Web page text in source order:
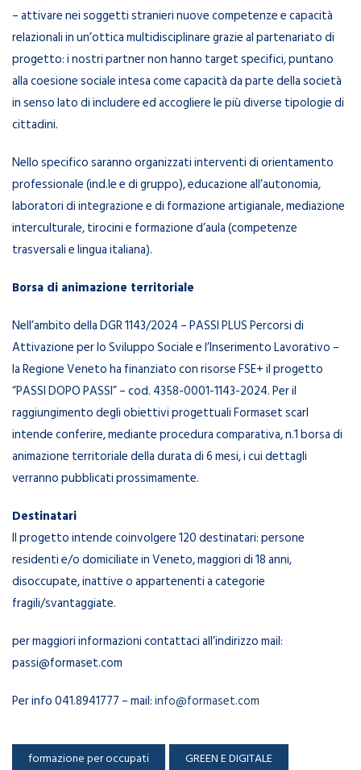
– attivare nei soggetti stranieri nuove competenze e capacità
relazionali in un’ottica multidisciplinare grazie al partenariato di
progetto: i nostri partner non hanno target specifici, puntano
alla coesione sociale intesa come capacità da parte della società
in senso lato di includere ed accogliere le più diverse tipologie di
cittadini.
Nello specifico saranno organizzati interventi di orientamento
professionale (ind.le e di gruppo), educazione all’autonomia,
laboratori di integrazione e di formazione artigianale, mediazione
interculturale, tirocini e formazione d’aula (competenze
trasversali e lingua italiana).
Borsa di animazione territoriale
Nell’ambito della DGR 1143/2024 – PASSI PLUS Percorsi di
Attivazione per lo Sviluppo Sociale e l’Inserimento Lavorativo –
la Regione Veneto ha finanziato con risorse FSE+ il progetto
“PASSI DOPO PASSI” – cod. 4358-0001-1143-2024. Per il
raggiungimento degli obiettivi progettuali Formaset scarl
intende conferire, mediante procedura comparativa, n.1 borsa di
animazione territoriale della durata di 6 mesi, i cui dettagli
verranno pubblicati prossimamente.
Destinatari
Il progetto intende coinvolgere 120 destinatari: persone
residenti e/o domiciliate in Veneto, maggiori di 18 anni,
disoccupate, inattive o appartenenti a categorie
fragili/svantaggiate.
per maggiori informazioni contattaci all’indirizzo mail:
passi@formaset.com
Per info 041.8941777 – mail:info@formaset.com
formazione per occupati GREEN E DIGITALE